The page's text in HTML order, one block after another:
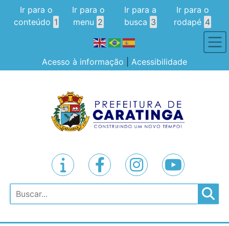
Ir para o
conteúdo 1
Ir para o
menu 2
Ir para a
busca 3
Ir para o
rodapé 4
Acesso à informação Acessibilidade
Pesquisar